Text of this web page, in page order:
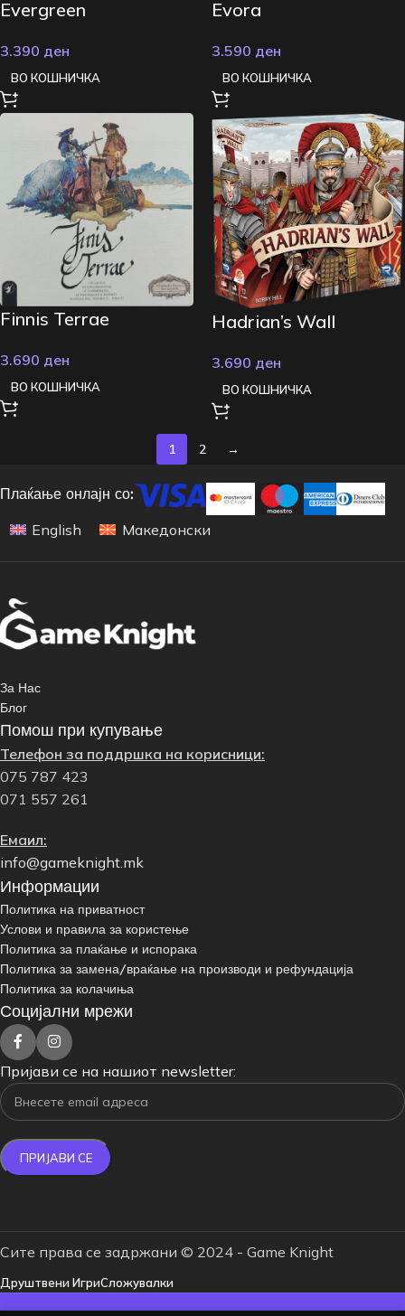
Evergreen
3.390 ден
ВО КОШНИЧКА
Evora
3.590 ден
ВО КОШНИЧКА
Finnis Terrae
3.690 ден
ВО КОШНИЧКА
Hadrian’s Wall
3.690 ден
ВО КОШНИЧКА
1 2 →
Плаќање онлајн со:
English
Македонски
За Нас
Блог
Помош при купување
Телефон за поддршка на корисници:
075 787 423
071 557 261
Емаил:
info@gameknight.mk
Информации
Политика на приватност
Услови и правила за користење
Политика за плаќање и испорака
Политика за замена/враќање на производи и рефундација
Политика за колачиња
Социјални мрежи
Пријави се на нашиот newsletter:
Сите права се задржани © 2024 - Game Knight
Друштвени ИгриСложувалки